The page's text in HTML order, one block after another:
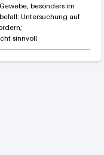
besonders im
Untersuchung auf
sinnvoll